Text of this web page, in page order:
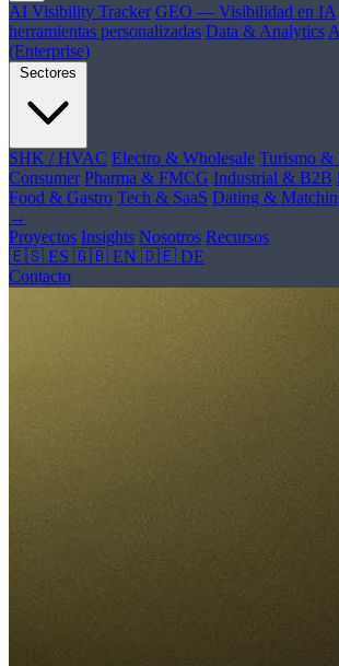
AI Visibility Tracker GEO — Visibilidad en IA
herramientas personalizadas Data & Analytics
(Enterprise)
Sectores
SHK / HVAC Electro & Wholesale Turismo &
Consumer Pharma & FMCG Industrial & B2B
Food & Gastro Tech & SaaS Dating &
→
Proyectos Insights Nosotros Recursos
🇪🇸 ES 🇬🇧 EN 🇩🇪 DE
Contacto